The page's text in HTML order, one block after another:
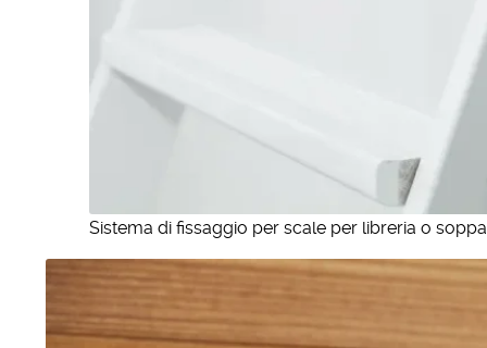
Sistema di fissaggio per scale per libreria o